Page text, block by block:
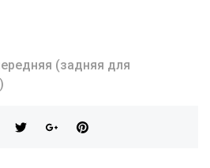
(задняя для